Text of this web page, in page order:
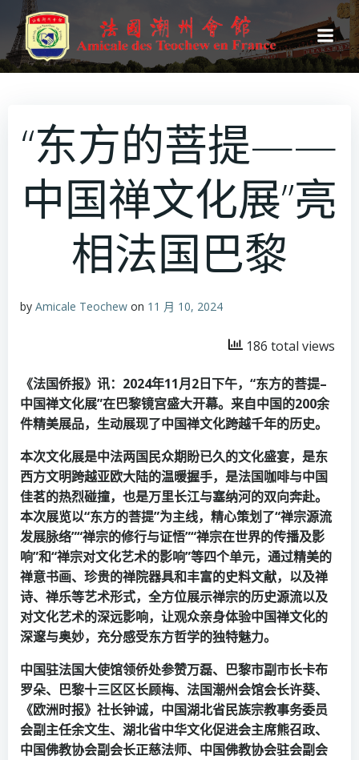
转
到
内
“东方的菩提——
中国禅文化展”亮
相法国巴黎
by Amicale Teochew on 11 月 10, 2024
186 total views
《法国侨报》讯： 2024年11月2日下午， “东方的菩提–
中国禅文化展”在巴黎镜宫盛大开幕。来自中国的200余
件精美展品，生动展现了中国禅文化跨越千年的历史。
本次文化展是中法两国民众期盼已久的文化盛宴，是东
西方文明跨越亚欧大陆的温暖握手，是法国咖啡与中国
佳茗的热烈碰撞，也是万里长江与塞纳河的双向奔赴。
本次展览以“东方的菩提”为主线，精心策划了“禅宗源流
发展脉络”“禅宗的修行与证悟”“禅宗在世界的传播及影
响”和“禅宗对文化艺术的影响”等四个单元，通过精美的
禅意书画、珍贵的禅院器具和丰富的史料文献，以及禅
诗、禅乐等艺术形式，全方位展示禅宗的历史源流以及
对文化艺术的深远影响，让观众亲身体验中国禅文化的
深邃与奥妙，充分感受东方哲学的独特魅力。
中国驻法国大使馆领侨处参赞万磊、巴黎市副市长卡布
罗朵、巴黎十三区区长顾梅、法国潮州会馆会长许葵、
《欧洲时报》社长钟诚，中国湖北省民族宗教事务委员
会副主任余文生、湖北省中华文化促进会主席熊召政、
中国佛教协会副会长正慈法师、中国佛教协会驻会副会